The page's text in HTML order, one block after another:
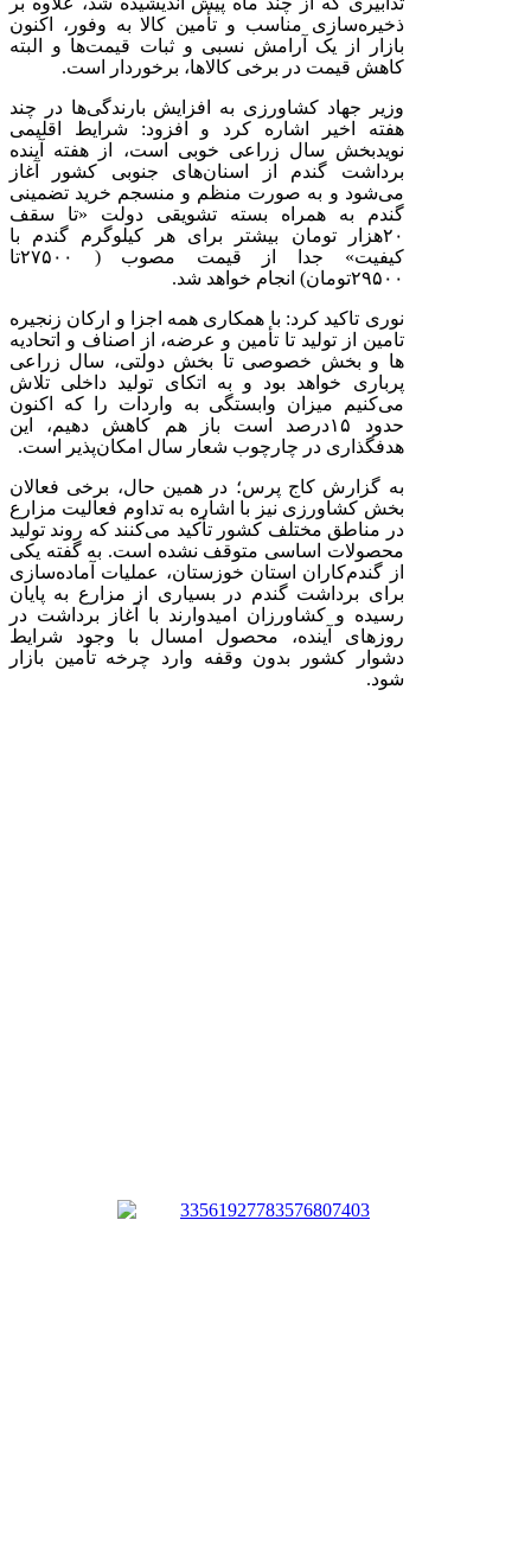
ذخیره‌سازی مناسب و تأمین کالا به وفور، اکنون
بازار از یک آرامش نسبی و ثبات قیمت‌ها و البته
کاهش قیمت در برخی کالاها، برخوردار است.
وزیر جهاد کشاورزی به افزایش بارندگی‌ها در چند
هفته اخیر اشاره کرد و افزود: شرایط اقلیمی
نویدبخش سال زراعی خوبی است، از هفته آینده
برداشت گندم از اسنان‌های جنوبی کشور آغاز
می‌شود و به صورت منظم و منسجم خرید تضمینی
گندم به همراه بسته تشویقی دولت «تا سقف
۲۰هزار تومان بیشتر برای هر کیلوگرم گندم با
کیفیت» جدا از قیمت مصوب (
۲۷۵۰۰تا
۲۹۵۰۰تومان) انجام خواهد شد.
نوری تاکید کرد: با همکاری همه اجزا و ارکان زنجیره
تامین از تولید تا تأمین و عرضه، از اصناف و اتحادیه
ها و بخش خصوصی تا بخش دولتی، سال زراعی
پرباری خواهد بود و به اتکای تولید داخلی تلاش
می‌کنیم میزان وابستگی به واردات را که اکنون
حدود ۱۵درصد است باز هم کاهش دهیم، این
هدفگذاری در چارچوب شعار سال امکان‌پذیر است.
به گزارش کاج پرس؛ در همین حال، برخی فعالان
بخش کشاورزی نیز با اشاره به تداوم فعالیت مزارع
در مناطق مختلف کشور تأکید می‌کنند که روند تولید
محصولات اساسی متوقف نشده است. به گفته یکی
از گندم‌کاران استان خوزستان، عملیات آماده‌سازی
برای برداشت گندم در بسیاری از مزارع به پایان
رسیده و کشاورزان امیدوارند با آغاز برداشت در
روزهای آینده، محصول امسال با وجود شرایط
دشوار کشور بدون وقفه وارد چرخه تأمین بازار
شود.